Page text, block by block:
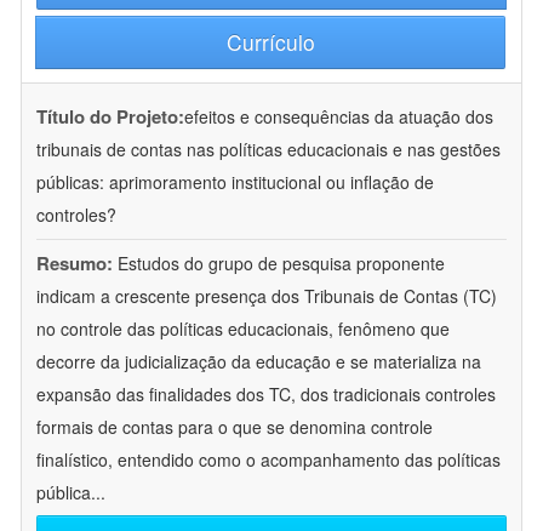
Currículo
Título do Projeto:efeitos e consequências da atuação dos
tribunais de contas nas políticas educacionais e nas gestões
públicas: aprimoramento institucional ou inflação de
controles?
Resumo: Estudos do grupo de pesquisa proponente
indicam a crescente presença dos Tribunais de Contas (TC)
no controle das políticas educacionais, fenômeno que
decorre da judicialização da educação e se materializa na
expansão das finalidades dos TC, dos tradicionais controles
formais de contas para o que se denomina controle
finalístico, entendido como o acompanhamento das políticas
pública...